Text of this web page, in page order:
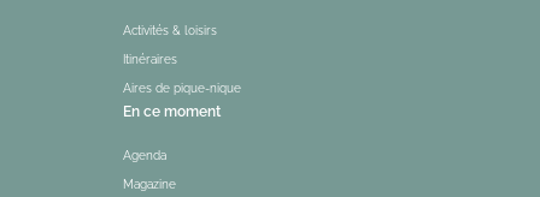
Activités & loisirs
Itinéraires
Aires de pique-nique
En ce moment
Agenda
Magazine